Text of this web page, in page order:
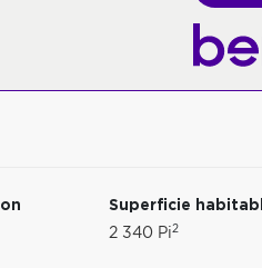
Superficie
2 340 Pi2